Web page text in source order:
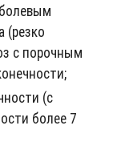
(резко
с порочным
(с
более 7